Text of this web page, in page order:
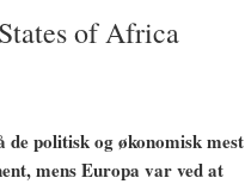
of Africa
de politisk og økonomisk mest
mens Europa var ved at